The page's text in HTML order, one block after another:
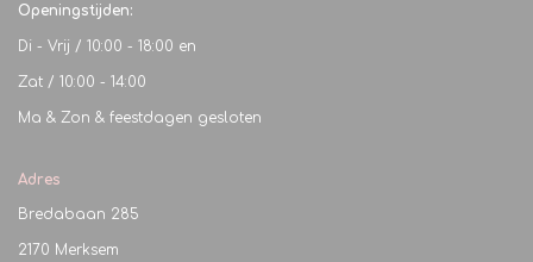
Openingstijden:
Di - Vrij / 10:00 - 18:00 en
Zat / 10:00 - 14:00
Ma & Zon & feestdagen gesloten
Adres
Bredabaan 285
2170 Merksem